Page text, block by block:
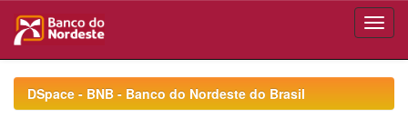
navigationDSpace - BNB - Banco do Nordeste do Brasil